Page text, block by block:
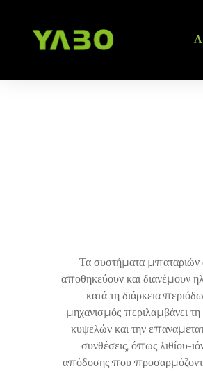
Τα συστήματα μπαταριών
αποθηκεύουν και διανέμουν
κατά τη διάρκεια
μηχανισμός περιλαμβάνει
κυψελών και την
συνθέσεις, όπως λιθίου-
απόδοσης που